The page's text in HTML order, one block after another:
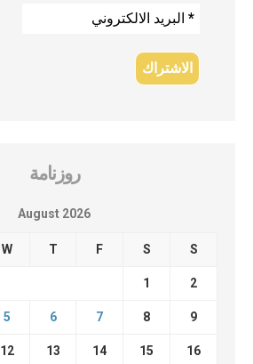
روزنامة
August 2026
W T F S S
1 2
5 6 7 8 9
12 13 14 15 16